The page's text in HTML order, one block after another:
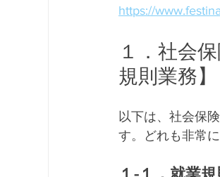
https://
１．社会
規則業務】
以下は、社会保
す。どれも非常に